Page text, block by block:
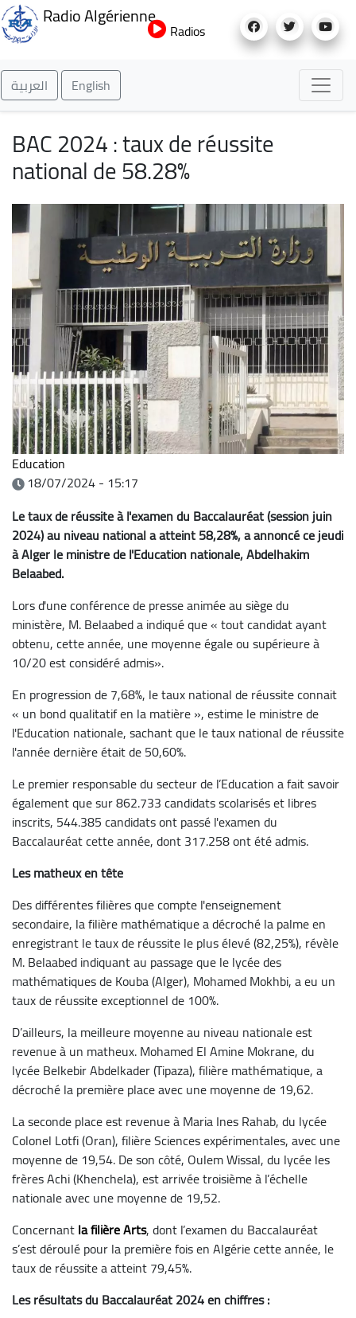
au
Radio Algérienne
Radios
العربية English
BAC 2024 : taux de réussite
national de 58.28%
Education
18/07/2024 - 15:17
Le taux de réussite à l'examen du Baccalauréat (session juin
2024) au niveau national a atteint 58,28%, a annoncé ce jeudi
à Alger le ministre de l'Education nationale, Abdelhakim
Belaabed.
Lors d'une conférence de presse animée au siège du
ministère, M. Belaabed a indiqué que « tout candidat ayant
obtenu, cette année, une moyenne égale ou supérieure à
10/20 est considéré admis».
En progression de 7,68%, le taux national de réussite connait
« un bond qualitatif en la matière », estime le ministre de
l'Education nationale, sachant que le taux national de réussite
l'année dernière était de 50,60%.
Le premier responsable du secteur de l’Education a fait savoir
également que sur 862.733 candidats scolarisés et libres
inscrits, 544.385 candidats ont passé l'examen du
Baccalauréat cette année, dont 317.258 ont été admis.
Les matheux en tête
Des différentes filières que compte l'enseignement
secondaire, la filière mathématique a décroché la palme en
enregistrant le taux de réussite le plus élevé (82,25%), révèle
M. Belaabed indiquant au passage que le lycée des
mathématiques de Kouba (Alger), Mohamed Mokhbi, a eu un
taux de réussite exceptionnel de 100%.
D’ailleurs, la meilleure moyenne au niveau nationale est
revenue à un matheux. Mohamed El Amine Mokrane, du
lycée Belkebir Abdelkader (Tipaza), filière mathématique, a
décroché la première place avec une moyenne de 19,62.
La seconde place est revenue à Maria Ines Rahab, du lycée
Colonel Lotfi (Oran), filière Sciences expérimentales, avec une
moyenne de 19,54. De son côté, Oulem Wissal, du lycée les
frères Achi (Khenchela), est arrivée troisième à l’échelle
nationale avec une moyenne de 19,52.
Concernantla filière Arts, dont l’examen du Baccalauréat
s’est déroulé pour la première fois en Algérie cette année, le
taux de réussite a atteint 79,45%.
Les résultats du Baccalauréat 2024 en chiffres :